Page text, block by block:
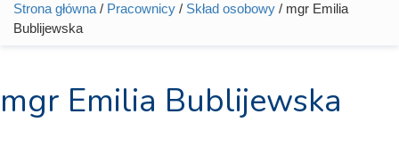
Jesteś tutaj
Strona główna / Pracownicy / Skład osobowy / mgr Emilia
Bublijewska
mgr Emilia Bublijewska